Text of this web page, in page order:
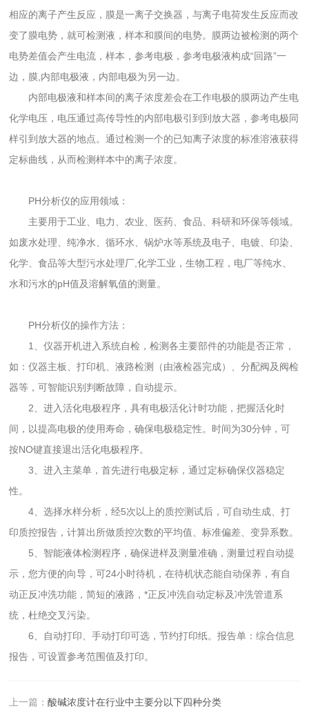
相应的离子产生反应，膜是一离子交换器，与离子电荷发生反应而改
变了膜电势，就可检测液，样本和膜间的电势。膜两边被检测的两个
电势差值会产生电流，样本，参考电极，参考电极液构成“回路”一
边，膜,内部电极液，内部电极为另一边。
内部电极液和样本间的离子浓度差会在工作电极的膜两边产生电
化学电压，电压通过高传导性的内部电极引到到放大器，参考电极同
样引到放大器的地点。通过检测一个的已知离子浓度的标准溶液获得
定标曲线，从而检测样本中的离子浓度。
PH分析仪的应用领域：
主要用于工业、电力、农业、医药、食品、科研和环保等领域。
如废水处理、纯净水、循环水、锅炉水等系统及电子、电镀、印染、
化学、食品等大型污水处理厂,化学工业，生物工程，电厂等纯水、
水和污水的pH值及溶解氧值的测量。
PH分析仪的操作方法：
1、仪器开机进入系统自检，检测各主要部件的功能是否正常，
如：仪器主板、打印机、液路检测（由液检器完成）、分配阀及阀检
器等，可智能识别判断故障，自动提示。
2、进入活化电极程序，具有电极活化计时功能，把握活化时
间，以提高电极的使用寿命，确保电极稳定性。时间为30分钟，可
按NO键直接退出活化电极程序。
3、进入主菜单，首先进行电极定标，通过定标确保仪器稳定
性。
4、选择水样分析，经5次以上的质控测试后，可自动生成、打
印质控报告，计算出所做质控次数的平均值、标准偏差、变异系数。
5、智能液体检测程序，确保进样及测量准确，测量过程自动提
示，您方便的向导，可24小时待机，在待机状态能自动保养，有自
动正反冲洗功能，简短的液路，*正反冲洗自动定标及冲洗管道系
统，杜绝交叉污染。
6、自动打印、手动打印可选，节约打印纸。报告单：综合信息
报告，可设置参考范围值及打印。
上一篇：酸碱浓度计在行业中主要分以下四种分类